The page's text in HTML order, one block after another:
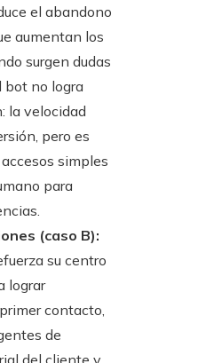
el abandono
aumentan los
surgen dudas
bot no logra
la velocidad
pero es
simples
para
(caso B):
su centro
lograr
contacto,
de